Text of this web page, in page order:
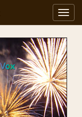
la